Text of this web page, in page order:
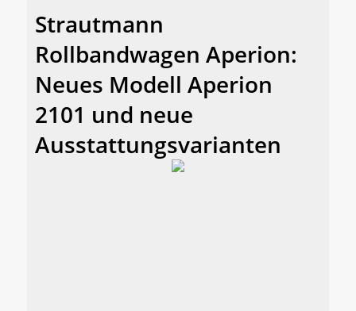
Strautmann
Rollbandwagen Aperion:
Neues Modell Aperion
2101 und neue
Ausstattungsvarianten